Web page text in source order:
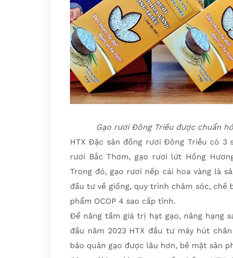
Gạo rươi Đông Triều được chuẩn
HTX Đặc sản đồng rươi Đông Triều có
rươi Bắc Thơm, gạo rươi lứt Hồng
Trong đó, gạo rươi nếp cái hoa vàng là
đầu tư về giống, quy trình chăm sóc, chế
phẩm OCOP 4 sao cấp tỉnh.
Để nâng tầm giá trị hạt gạo, nâng hạng
đầu năm 2023 HTX đầu tư máy hút
bảo quản gạo được lâu hơn, bề mặt sản